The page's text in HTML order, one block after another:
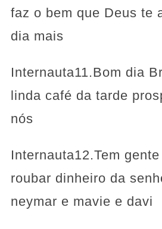
faz o bem que Deus te
dia mais
Internauta11.Bom dia
linda café da tarde
nós
Internauta12.Tem
roubar dinheiro da
neymar e mavie e davi